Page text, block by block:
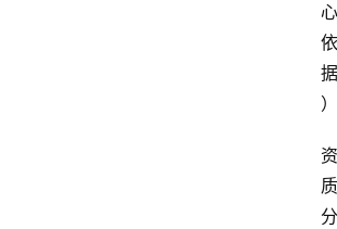
心
依
据
）
资
质
分